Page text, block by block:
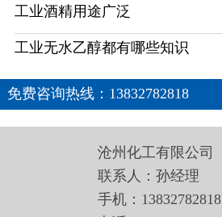
工业酒精用途广泛
工业无水乙醇都有哪些知识
免费咨询热线： 13832782818
沧州化工有限公司
联系人：孙经理
手机：13832782818